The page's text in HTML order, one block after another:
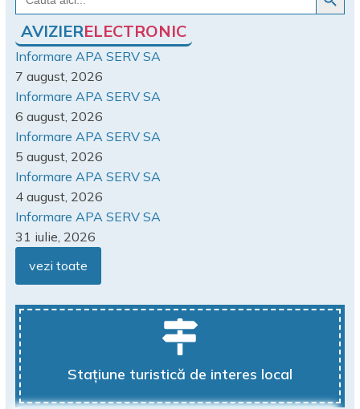
for:
AVIZIERELECTRONIC
Informare APA SERV SA
7 august, 2026
Informare APA SERV SA
6 august, 2026
Informare APA SERV SA
5 august, 2026
Informare APA SERV SA
4 august, 2026
Informare APA SERV SA
31 iulie, 2026
vezi toate
Stațiune turistică de interes local